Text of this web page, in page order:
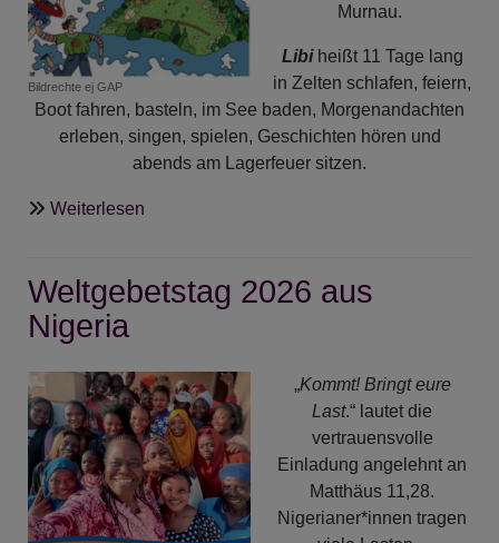
Bildrechte ej GAP
Murnau.
Libiheißt 11 Tage lang
in Zelten schlafen, feiern,
Boot fahren, basteln, im See baden, Morgenandachten
erleben, singen, spielen, Geschichten hören und
abends am Lagerfeuer sitzen.
Weiterlesen
-
Weltgebetstag 2026 aus
Nigeria
„Kommt! Bringt eure
Last.“ lautet die
vertrauensvolle
Einladung angelehnt an
Matthäus 11,28.
Nigerianer*innen tragen